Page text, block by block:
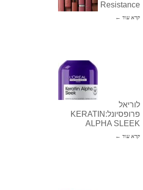
Resistance
קרא עוד ←
לוריאל
פרופסיונל:KERATIN
ALPHA SLEEK
קרא עוד ←